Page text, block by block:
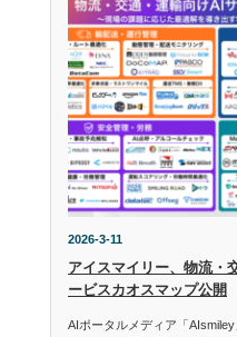
2026-3-11
アイスマイリー、物流・
ービスカオスマップ公開
AIポータルメディア「